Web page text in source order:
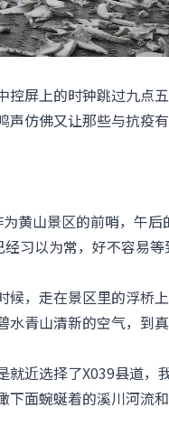
控屏上的时钟跳过九点
声仿佛又让那些与抗疫
黄山景区的前哨，午后
习以为常，好不容易等
候，走在景区里的浮桥
水青山清新的空气，到
就近选择了X039县道，
下面蜿蜒着的溪川河流